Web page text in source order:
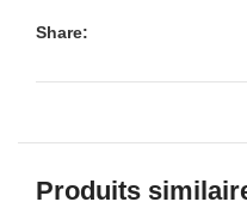
Share:
Produits